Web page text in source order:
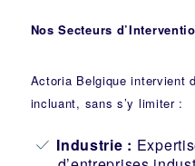
Nos Secteurs
Actoria Belgique intervient
incluant, sans s’y limiter :
Industrie :